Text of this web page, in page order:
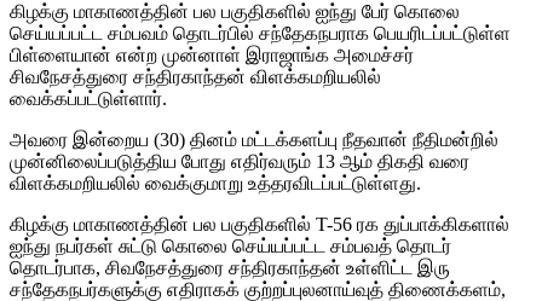
கிழக்கு மாகாணத்தின் பல பகுதிகளில் ஐந்து பேர் கொலை
செய்யப்பட்ட சம்பவம் தொடர்பில் சந்தேகநபராக பெயரிடப்பட்டுள்ள
பிள்ளையான் என்ற முன்னாள் இராஜாங்க அமைச்சர்
சிவநேசத்துரை சந்திரகாந்தன் விளக்கமறியலில்
வைக்கப்பட்டுள்ளார்.
அவரை இன்றைய (30) தினம் மட்டக்களப்பு நீதவான் நீதிமன்றில்
முன்னிலைப்படுத்திய போது எதிர்வரும் 13 ஆம் திகதி வரை
விளக்கமறியலில் வைக்குமாறு உத்தரவிடப்பட்டுள்ளது.
கிழக்கு மாகாணத்தின் பல பகுதிகளில் T-56 ரக துப்பாக்கிகளால்
ஐந்து நபர்கள் சுட்டு கொலை செய்யப்பட்ட சம்பவத் தொடர்
தொடர்பாக, சிவநேசத்துரை சந்திரகாந்தன் உள்ளிட்ட இரு
சந்தேகநபர்களுக்கு எதிராகக் குற்றப்புலனாய்வுத் திணைக்களம்,